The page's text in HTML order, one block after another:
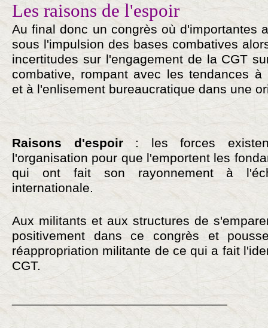
Les raisons de l'espoir
Au final donc un congrès où d'importantes
sous l'impulsion des bases combatives
incertitudes sur l'engagement de la CGT
combative, rompant avec les tendances à
et à l'enlisement bureaucratique dans une
Raisons d'espoir: les forces
l'organisation pour que l'emportent les
qui ont fait son rayonnement à
internationale.
Aux militants et aux structures de
positivement dans ce congrès et
réappropriation militante de ce qui a fait
CGT.
______________________________